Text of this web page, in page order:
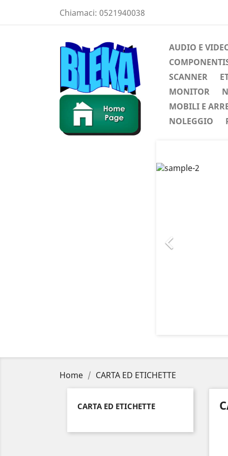
Chiamaci: 0521940038
AUDIO E
SCANNER
MONITOR
MOBILI E
NOLEGGIO

Home CARTA ED ETICHETTE
CARTA ED ETICHETTE